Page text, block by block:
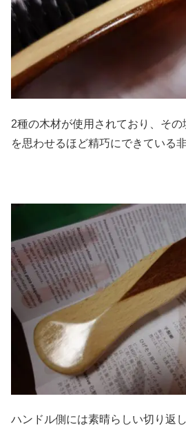
2種の木材が使用されており、そ
を思わせるほど精巧にできている
ハンドル側には素晴らしい切り返